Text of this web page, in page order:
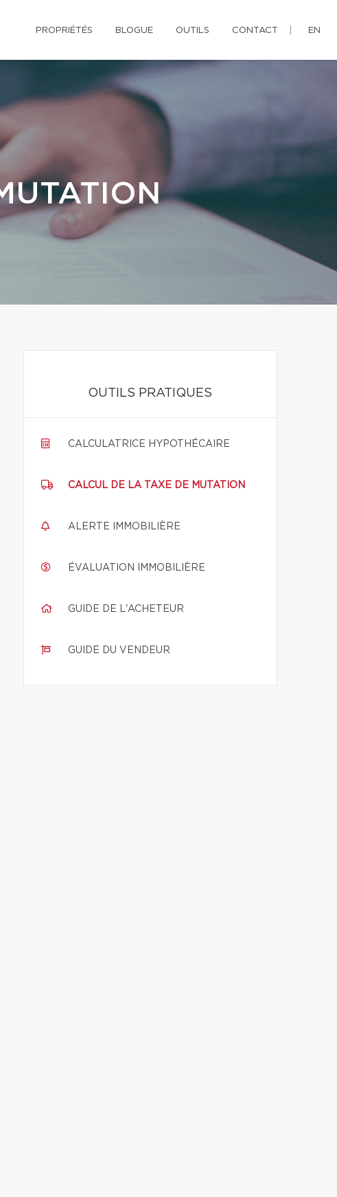
PROPRIÉTÉS BLOGUE OUTILS CONTACT EN
OUTILS PRATIQUES
CALCULATRICE HYPOTHÉCAIRE
CALCUL DE LA TAXE DE MUTATION
ALERTE IMMOBILIÈRE
ÉVALUATION IMMOBILIÈRE
GUIDE DE L'ACHETEUR
GUIDE DU VENDEUR